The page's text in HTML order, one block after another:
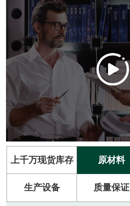
上千万现货库存 原材料
生产设备 质量保证